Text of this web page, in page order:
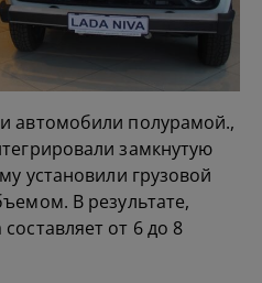
автомобили полурамой.,
замкнутую
установили грузовой
В результате,
от 6 до 8